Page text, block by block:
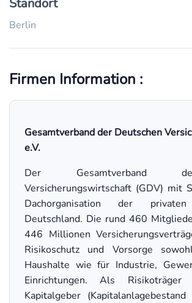
Standort
Berlin
Firmen Information :
Gesamtverband der Deutschen
e.V.
Der Gesamtverband
Versicherungswirtschaft (GDV) mit
Dachorganisation der
Deutschland. Die rund 460
446 Millionen
Risikoschutz und Vorsorge
Haushalte wie für Industrie,
Einrichtungen. Als Risikoträger
Kapitalgeber